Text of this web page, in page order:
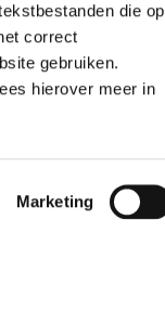
die op
correct
gebruiken.
hierover meer in
Marketing